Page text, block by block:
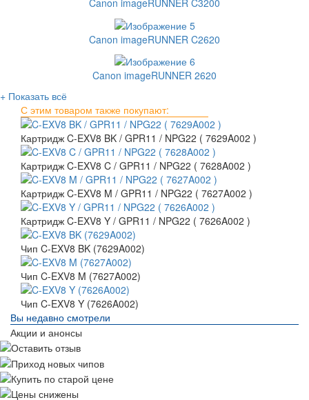
Canon imageRUNNER C3200
Canon imageRUNNER C2620
Canon imageRUNNER 2620
+ Показать всё
С этим товаром также покупают:
Картридж C-EXV8 BK / GPR11 / NPG22 ( 7629A002 )
Картридж C-EXV8 C / GPR11 / NPG22 ( 7628A002 )
Картридж C-EXV8 M / GPR11 / NPG22 ( 7627A002 )
Картридж C-EXV8 Y / GPR11 / NPG22 ( 7626A002 )
Чип C-EXV8 BK (7629A002)
Чип C-EXV8 M (7627A002)
Чип C-EXV8 Y (7626A002)
Вы недавно смотрели
Акции и анонсы